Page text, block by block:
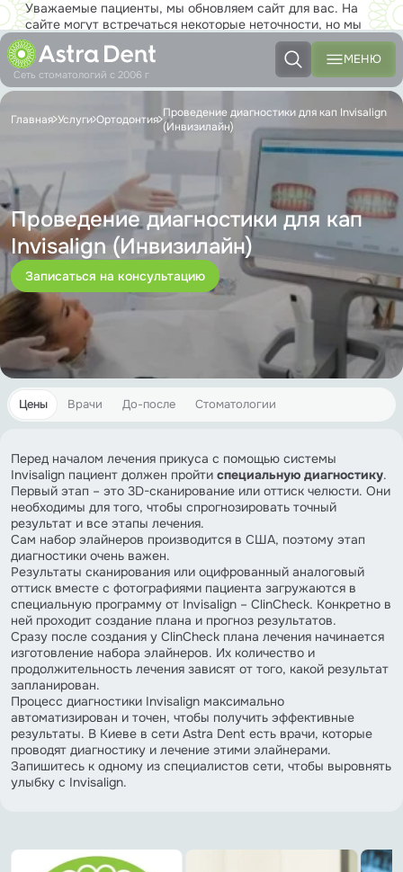
Уважаемые пациенты, мы обновляем сайт для вас. На
сайте могут встречаться некоторые неточности, но мы
работаем над тем, чтобы совсем скоро вы с
удовольствием могли пользоваться новым сайтом в полной
мере!
Сеть стоматологий с 2006 г
МЕНЮ
Главная Услуги Ортодонтия Проведение диагностики для кап Invisalign
(Инвизилайн)
Проведение диагностики для кап
Invisalign (Инвизилайн)
Записаться на консультацию
Цены Врачи До-после Стоматологии
Перед началом лечения прикуса с помощью системы
Invisalign пациент должен пройти специальную диагностику.
Первый этап – это 3D-сканирование или оттиск челюсти. Они
необходимы для того, чтобы спрогнозировать точный
результат и все этапы лечения.
Сам набор элайнеров производится в США, поэтому этап
диагностики очень важен.
Результаты сканирования или оцифрованный аналоговый
оттиск вместе с фотографиями пациента загружаются в
специальную программу от Invisalign – ClinCheck. Конкретно в
ней проходит создание плана и прогноз результатов.
Сразу после создания у ClinCheck плана лечения начинается
изготовление набора элайнеров. Их количество и
продолжительность лечения зависят от того, какой результат
запланирован.
Процесс диагностики Invisalign максимально
автоматизирован и точен, чтобы получить эффективные
результаты. В Киеве в сети Astra Dent есть врачи, которые
проводят диагностику и лечение этими элайнерами.
Запишитесь к одному из специалистов сети, чтобы выровнять
улыбку с Invisalign.